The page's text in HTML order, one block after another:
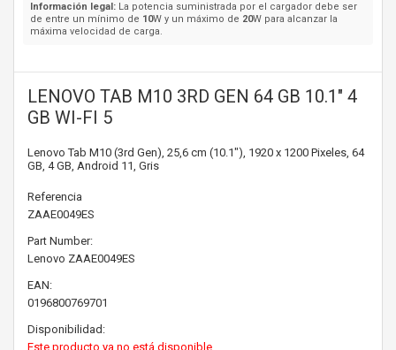
Información legal: La potencia suministrada por el cargador debe ser
de entre un mínimo de 10W y un máximo de 20W para alcanzar la
máxima velocidad de carga.
LENOVO TAB M10 3RD GEN 64 GB 10.1" 4
GB WI-FI 5
Lenovo Tab M10 (3rd Gen), 25,6 cm (10.1"), 1920 x 1200 Pixeles, 64
GB, 4 GB, Android 11, Gris
Referencia
ZAAE0049ES
Part Number:
Lenovo ZAAE0049ES
EAN:
0196800769701
Disponibilidad:
Este producto ya no está disponible